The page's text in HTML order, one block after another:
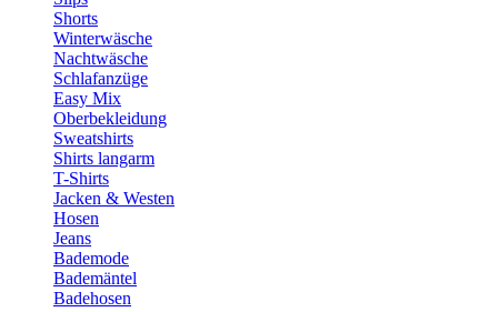
Shorts
Winterwäsche
Nachtwäsche
Schlafanzüge
Easy Mix
Oberbekleidung
Sweatshirts
Shirts langarm
T-Shirts
Jacken & Westen
Hosen
Jeans
Bademode
Bademäntel
Badehosen